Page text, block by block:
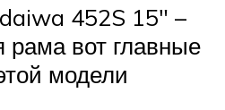
452S 15″ –
рама вот главные
модели